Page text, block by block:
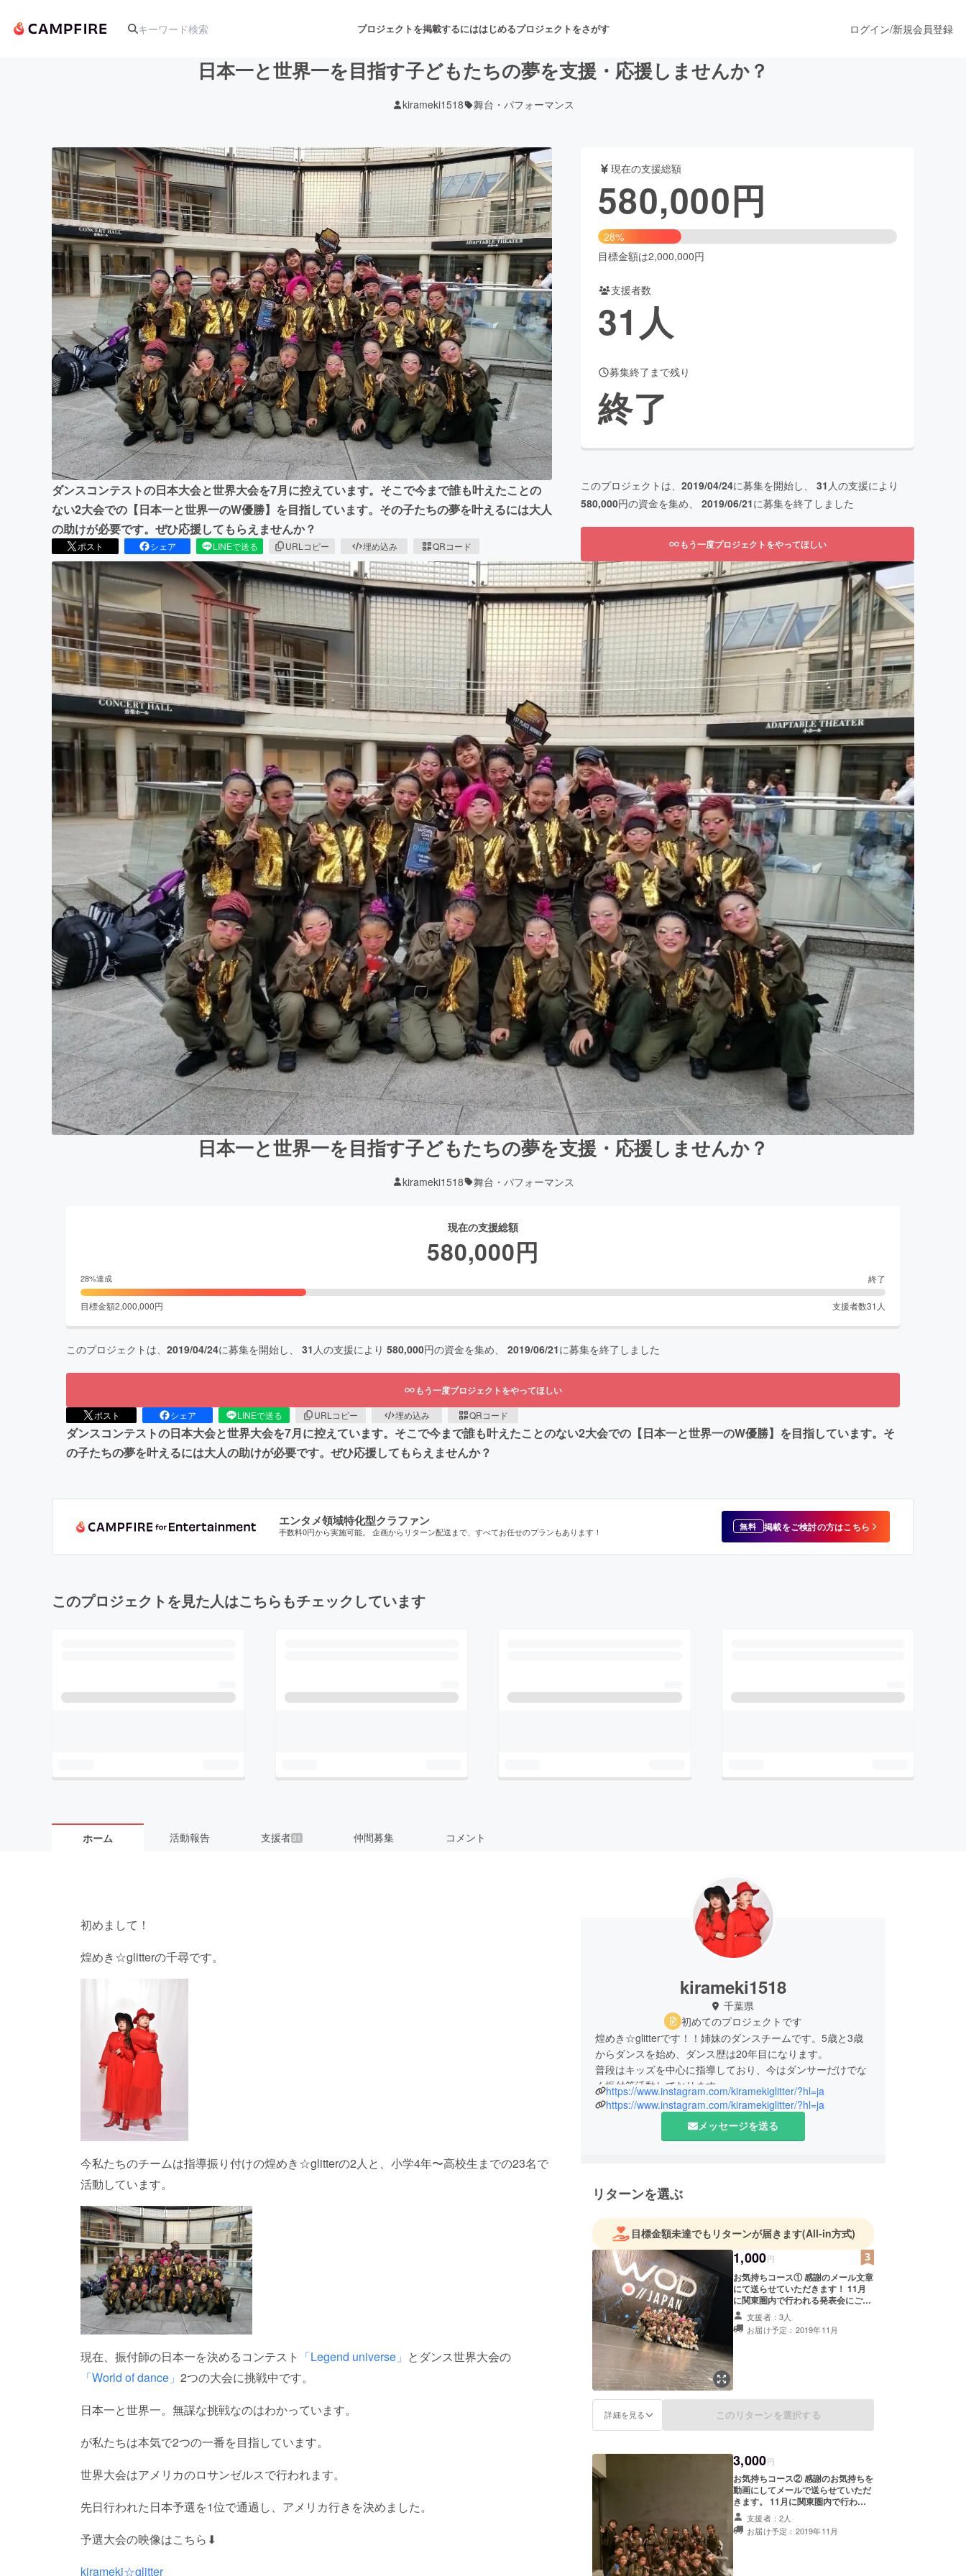
プロジェクトを掲載するにははじめるプロジェクトをさがす
アート・写真 音楽 舞台・パフォーマンス
テクノロジー・ガジェット ゲーム・サービス開発 フード・飲食店 ファッション
映像・映画 書籍・雑誌出版 アニメ・漫画
ビジネス・起業 チャレンジ ビューティー・ヘルスケア
まちづくり・地域活性化
CAMPFIRE for Social GoodCAMPFIRE Creation
CAMPFIREふるさと納税machi-ya コミュニティ
ログイン/新規会員登録
日本一と世界一を目指す子どもたちの夢を支援・応援しませんか？
kirameki1518 舞台・パフォーマンス
ダンスコンテストの日本大会と世界大会を7月に控えています。そこで今まで誰も叶えたことの
ない2大会での【日本一と世界一のW優勝】を目指しています。その子たちの夢を叶えるには大人
の助けが必要です。ぜひ応援してもらえませんか？
ポスト シェア LINEで送る URLコピー 埋め込み QRコード
現在の支援総額
580,000円
28%
目標金額は2,000,000円
支援者数
31 人
募集終了まで残り
終了
このプロジェクトは、 2019/04/24に募集を開始し、 31 人の支援により
580,000円の資金を集め、 2019/06/21に募集を終了しました
もう一度プロジェクトをやってほしい
日本一と世界一を目指す子どもたちの夢を支援・応援しませんか？
kirameki1518 舞台・パフォーマンス
現在の支援総額
580,000円
28%達成 終了
目標金額2,000,000円 支援者数31 人
このプロジェクトは、 2019/04/24に募集を開始し、 31 人の支援により 580,000円の資金を集め、 2019/06/21に募集を終了しました
もう一度プロジェクトをやってほしい
ポスト シェア LINEで送る URLコピー 埋め込み QRコード
ダンスコンテストの日本大会と世界大会を7月に控えています。そこで今まで誰も叶えたことのない2大会での【日本一と世界一のW優勝】を目指しています。そ
の子たちの夢を叶えるには大人の助けが必要です。ぜひ応援してもらえませんか？
エンタメ領域特化型クラファン
手数料0円から実施可能。 企画からリターン配送まで、すべてお任せのプランもあります！ 無料 掲載をご検討の方はこちら
このプロジェクトを見た人はこちらもチェックしています
ホーム 活動報告 支援者31 仲間募集 コメント
初めまして！
煌めき☆glitterの千尋です。
今私たちのチームは指導振り付けの煌めき☆glitterの2人と、小学4年〜高校生までの23名で
活動しています。
現在、振付師の日本一を決めるコンテスト 「Legend universe」 とダンス世界大会の
「World of dance」 2つの大会に挑戦中です。
日本一と世界一。無謀な挑戦なのはわかっています。
が私たちは本気で2つの一番を目指しています。
世界大会はアメリカのロサンゼルスで行われます。
先日行われた日本予選を1位で通過し、アメリカ行きを決めました。
予選大会の映像はこちら⬇︎
kirameki☆glitter
kirameki1518
千葉県
初めてのプロジェクトです
煌めき☆glitterです！！姉妹のダンスチームです。5歳と3歳
からダンスを始め、ダンス歴は20年目になります。
普段はキッズを中心に指導しており、今はダンサーだけでな
く振付等活動しております。
よろしくお願いします！
https://www.instagram.com/kiramekiglitter/?hl=ja
https://www.instagram.com/kiramekiglitter/?hl=ja
メッセージを送る
リターンを選ぶ
目標金額未達でもリターンが届きます(All-in方式)
1,000円
お気持ちコース① 感謝のメール文章
にて送らせていただきます！ 11月
に関東圏内で行われる発表会にご招
待させていただきます。
支援者：3人
お届け予定：2019年11月
詳細を見る このリターンを選択する
3,000円
お気持ちコース② 感謝のお気持ちを
動画にしてメールで送らせていただ
きます。 11月に関東圏内で行われ
る発表会にご招待させていただきま
す！支援者：2人
お届け予定：2019年11月